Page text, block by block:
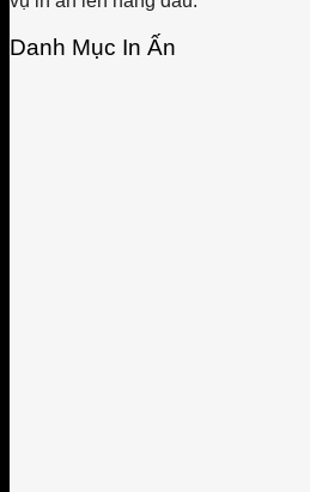
Danh Mục In Ấn